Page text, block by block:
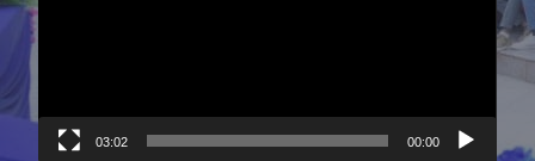
00:00
03:02